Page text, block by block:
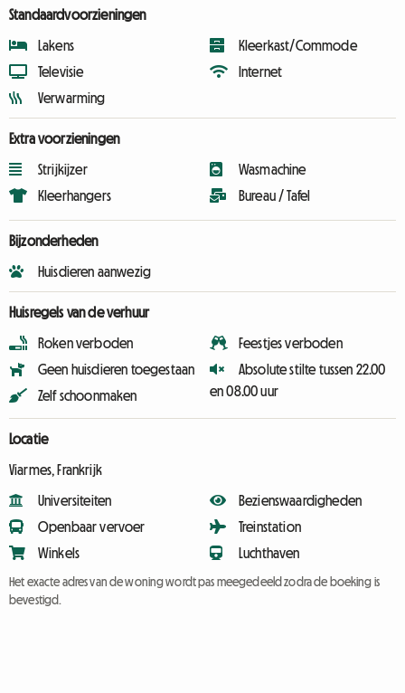
Standaardvoorzieningen
Lakens
Televisie
Verwarming
Kleerkast/Commode
Internet
Extra voorzieningen
Strijkijzer
Kleerhangers
Wasmachine
Bureau / Tafel
Bijzonderheden
Huisdieren aanwezig
Huisregels van de verhuur
Roken verboden
Geen huisdieren toegestaan
Zelf schoonmaken
Feestjes verboden
Absolute stilte tussen 22.00
en 08.00 uur
Locatie
Viarmes, Frankrijk
Universiteiten
Openbaar vervoer
Winkels
Bezienswaardigheden
Treinstation
Luchthaven
Het exacte adres van de woning wordt pas meegedeeld zodra de boeking is
bevestigd.